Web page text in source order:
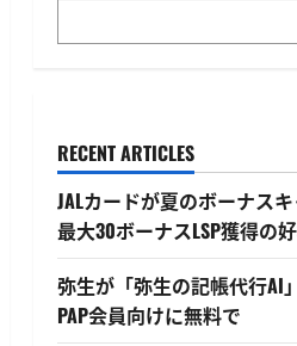
RECENT ARTICLES
JALカードが夏のボーナス
最大30ボーナスLSP獲得の
弥生が「弥生の記帳代行AI
PAP会員向けに無料で